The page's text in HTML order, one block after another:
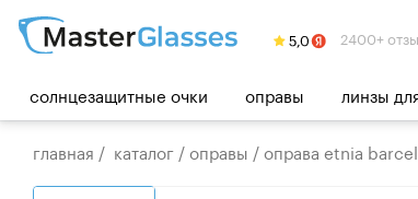
2400+
солнцезащитные очки оправы линзы
главная / каталог /оправы /оправа etnia